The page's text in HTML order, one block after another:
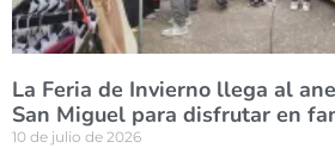
La Feria de Invierno llega al
San Miguel para disfrutar en
10 de julio de 2026